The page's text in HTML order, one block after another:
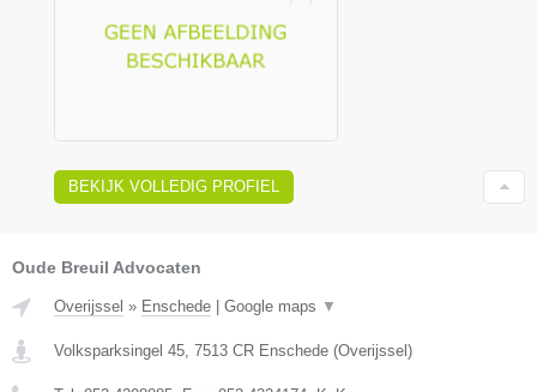
BEKIJK VOLLEDIG PROFIEL
Oude Breuil Advocaten
Overijssel » Enschede Google maps ▼
Volksparksingel 45 7513 CR Enschede (Overijssel )